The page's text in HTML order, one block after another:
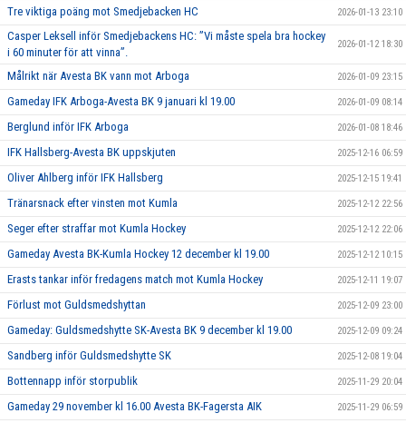
Tre viktiga poäng mot Smedjebacken HC 2026-01-13 23:10
Casper Leksell inför Smedjebackens HC: ”Vi måste spela bra hockey
i 60 minuter för att vinna”.
2026-01-12 18:30
Målrikt när Avesta BK vann mot Arboga 2026-01-09 23:15
Gameday IFK Arboga-Avesta BK 9 januari kl 19.00 2026-01-09 08:14
Berglund inför IFK Arboga 2026-01-08 18:46
IFK Hallsberg-Avesta BK uppskjuten 2025-12-16 06:59
Oliver Ahlberg inför IFK Hallsberg 2025-12-15 19:41
Tränarsnack efter vinsten mot Kumla 2025-12-12 22:56
Seger efter straffar mot Kumla Hockey 2025-12-12 22:06
Gameday Avesta BK-Kumla Hockey 12 december kl 19.00 2025-12-12 10:15
Erasts tankar inför fredagens match mot Kumla Hockey 2025-12-11 19:07
Förlust mot Guldsmedshyttan 2025-12-09 23:00
Gameday: Guldsmedshytte SK-Avesta BK 9 december kl 19.00 2025-12-09 09:24
Sandberg inför Guldsmedshytte SK 2025-12-08 19:04
Bottennapp inför storpublik 2025-11-29 20:04
Gameday 29 november kl 16.00 Avesta BK-Fagersta AIK 2025-11-29 06:59